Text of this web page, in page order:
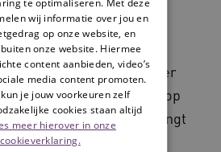
het kan
om in te spelen op
dubbele vergrijzing, meer
een toenemende krapte op
zorgorganisaties brengt
Hoe zorg je er
wij informatie over jou en
op onze website, en
onze website. Hiermee
content aanbieden, video’s
media content promoten.
je jouw voorkeuren zelf
cookies staan altijd
meer hierover in onze
cookieverklaring.